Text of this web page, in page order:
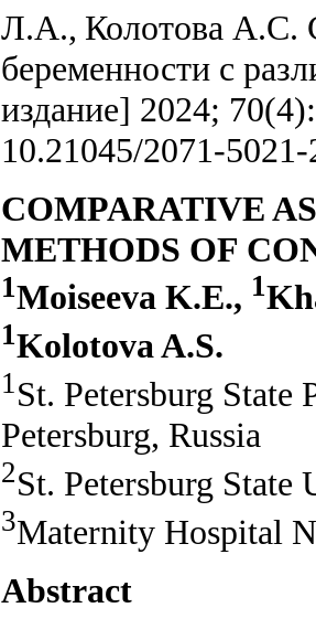
Л.А., Колотова А.С.
беременности с
издание] 2024;
10.21045/2071-
COMPARATIVE
METHODS OF
1Moiseeva K.E., 1
1Kolotova A.S.
1St. Petersburg
Petersburg, Russia
2St. Petersburg State
3Maternity Hospital
Abstract